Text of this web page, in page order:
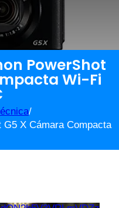
PowerShot
Wi-Fi
/
X Cámara Compacta